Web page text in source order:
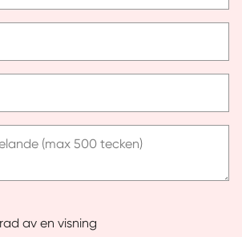
(max 500 tecken)
av en visning